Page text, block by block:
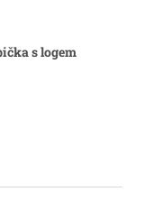
s logem